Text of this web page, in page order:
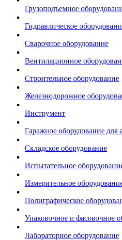
Грузоподъемное
Гидравлическое
Сварочное оборудование
Вентиляционное
Строительное оборудование
Железнодорожное
Инструмент
Гаражное оборудование для
Складское оборудование
Испытательное
Измерительное
Полиграфическое
Упаковочное и фасовочное
Лабораторное оборудование